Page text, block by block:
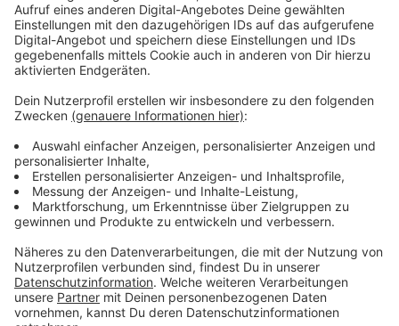
Wir benötigen Ihre
Zustimmung, um den YouTube
Video-Service zu laden!
Wir verwenden einen Service eines
Drittanbieters, um Videoinhalte
einzubetten. Dieser Service kann
Daten zu Ihren Aktivitäten
sammeln. Bitte lesen Sie die
Details durch und stimmen Sie der
Nutzung des Service zu, um dieses
Video anzusehen.
Mehr Informationen
Akzeptieren
Eine Affäre im Weißen Haus und eine nationale Krise.
Bill Clintons Seitensprung führte zum ersten